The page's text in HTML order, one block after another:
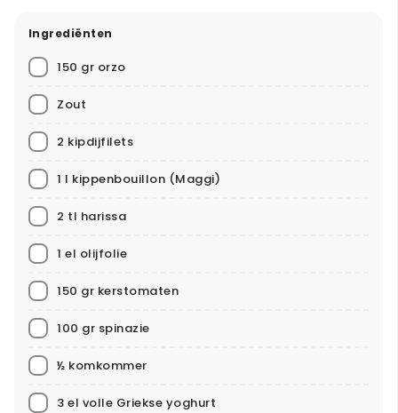
Ingrediënten
150 gr orzo
Zout
2 kipdijfilets
1 l kippenbouillon (Maggi)
2 tl harissa
1 el olijfolie
150 gr kerstomaten
100 gr spinazie
½ komkommer
3 el volle Griekse yoghurt